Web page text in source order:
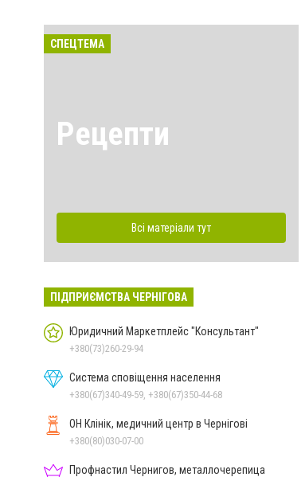
СПЕЦТЕМА
Рецепти
Всі матеріали тут
ПІДПРИЄМСТВА ЧЕРНІГОВА
Юридичний Маркетплейс "Консультант"
+380(73)260-29-94
Система сповіщення населення
+380(67)340-49-59, +380(67)350-44-68
ОН Клінік, медичний центр в Чернігові
+380(80)030-07-00
Профнастил Чернигов, металлочерепица